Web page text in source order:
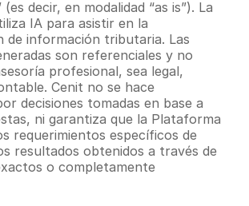
(es decir, en modalidad “as is”). La
IA para asistir en la
de información tributaria. Las
son referenciales y no
profesional, sea legal,
Cenit no se hace
decisiones tomadas en base a
ni garantiza que la Plataforma
requerimientos específicos de
resultados obtenidos a través de
o completamente